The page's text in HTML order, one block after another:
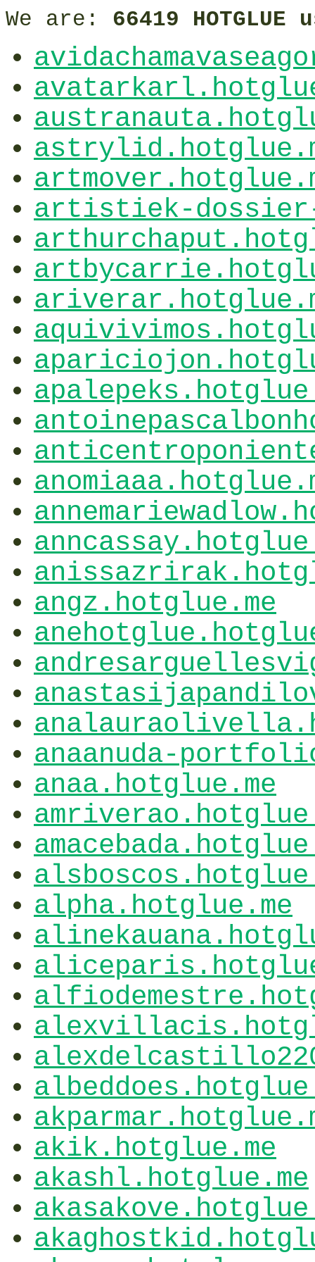
We are: 66419 HOTGLUE
artistiek-
angz.hotglue.me
anaanuda-
anaa.hotglue.me
alpha.hotglue.me
akik.hotglue.me
akashl.hotglue.me